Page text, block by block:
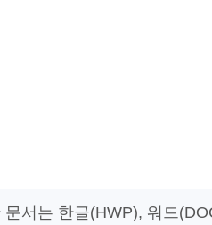
서는 한글(HWP), 워드